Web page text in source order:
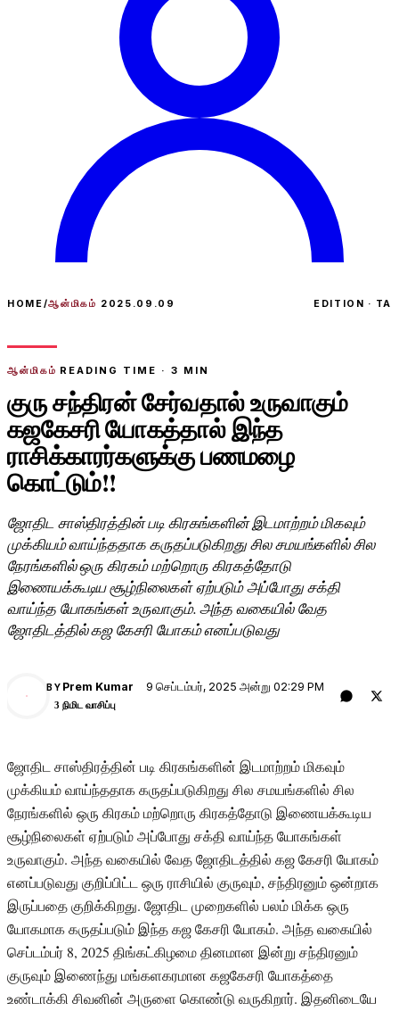
HOME/ஆன்மிகம் 2025.09.09 EDITION · TA
ஆன்மிகம் READING TIME · 3 MIN
குரு சந்திரன் சேர்வதால் உருவாகும்
கஜகேசரி யோகத்தால் இந்த
ராசிக்காரர்களுக்கு பணமழை
கொட்டும்!!
ஜோதிட சாஸ்திரத்தின் படி கிரகங்களின் இடமாற்றம் மிகவும்
முக்கியம் வாய்ந்ததாக கருதப்படுகிறது சில சமயங்களில் சில
நேரங்களில் ஒரு கிரகம் மற்றொரு கிரகத்தோடு
இணையக்கூடிய சூழ்நிலைகள் ஏற்படும் அப்போது சக்தி
வாய்ந்த யோகங்கள் உருவாகும். அந்த வகையில் வேத
ஜோதிடத்தில் கஜ கேசரி யோகம் எனப்படுவது
PK
BY Prem Kumar 9 செப்டம்பர், 2025 அன்று 02:29 PM
3 நிமிட வாசிப்பு
ஜோதிட சாஸ்திரத்தின் படி கிரகங்களின் இடமாற்றம் மிகவும்
முக்கியம் வாய்ந்ததாக கருதப்படுகிறது சில சமயங்களில் சில
நேரங்களில் ஒரு கிரகம் மற்றொரு கிரகத்தோடு இணையக்கூடிய
சூழ்நிலைகள் ஏற்படும் அப்போது சக்தி வாய்ந்த யோகங்கள்
உருவாகும். அந்த வகையில் வேத ஜோதிடத்தில் கஜ கேசரி யோகம்
எனப்படுவது குறிப்பிட்ட ஒரு ராசியில் குருவும், சந்திரனும் ஒன்றாக
இருப்பதை குறிக்கிறது. ஜோதிட முறைகளில் பலம் மிக்க ஒரு
யோகமாக கருதப்படும் இந்த கஜ கேசரி யோகம். அந்த வகையில்
செப்டம்பர் 8, 2025 திங்கட்கிழமை தினமான இன்று சந்திரனும்
குருவும் இணைந்து மங்களகரமான கஜகேசரி யோகத்தை
உண்டாக்கி சிவனின் அருளை கொண்டு வருகிறார். இதனிடையே